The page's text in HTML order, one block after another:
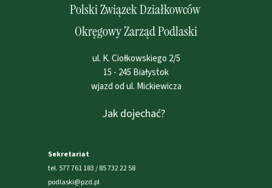
Jak dojechać?
Polski Związek Działkowców
Okręgowy Zarząd Podlaski
ul. K. Ciołkowskiego 2/5
15 - 245 Białystok
wjazd od ul. Mickiewicza
Sekretariat
tel. 577 761 183 / 85 732 22 58
podlaski@pzd.pl